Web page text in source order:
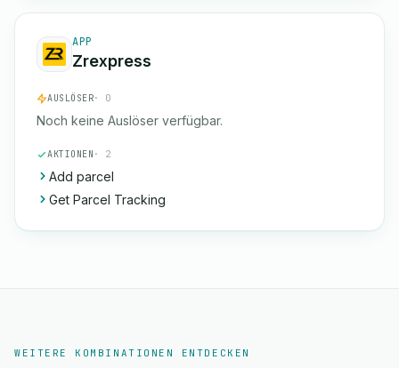
APP
Zrexpress
AUSLÖSER· 0
Noch keine Auslöser verfügbar.
AKTIONEN · 2
Add parcel
Get Parcel Tracking
WEITERE KOMBINATIONEN ENTDECKEN